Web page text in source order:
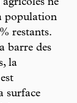
ne
population
restants.
barre des
la
surface